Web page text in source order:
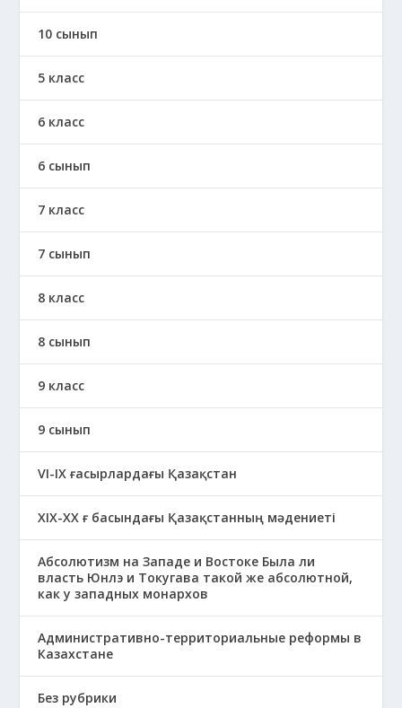
10 сынып
5 класс
6 класс
6 сынып
7 класс
7 сынып
8 класс
8 сынып
9 класс
9 сынып
VI-IX ғасырлардағы Қазақстан
XIХ-XX ғ басындағы Қазақстанның мәдениеті
Абсолютизм на Западе и Востоке Была ли
власть Юнлэ и Токугава такой же абсолютной,
как у западных монархов
Административно-территориальные реформы в
Казахстане
Без рубрики